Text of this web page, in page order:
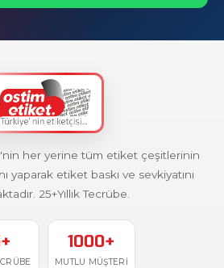
her yerine tüm etiket çeşitlerinin
yaparak etiket baskı ve sevkiyatını
25+Yıllık Tecrübe.
1000+
MUTLU MÜŞTERI